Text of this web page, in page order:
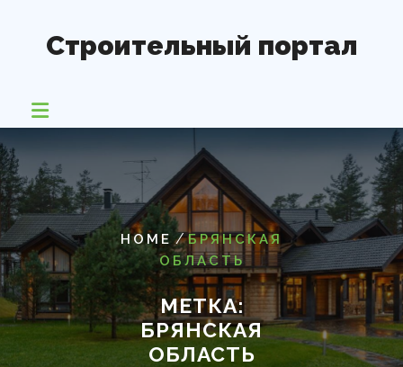
содержимому
Строительный портал
HOME /БРЯНСКАЯ
ОБЛАСТЬ
МЕТКА:
БРЯНСКАЯ
ОБЛАСТЬ